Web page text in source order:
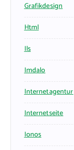
Grafikdesign
Html
Ils
Imdalo
Internetagentur
Internetseite
Ionos